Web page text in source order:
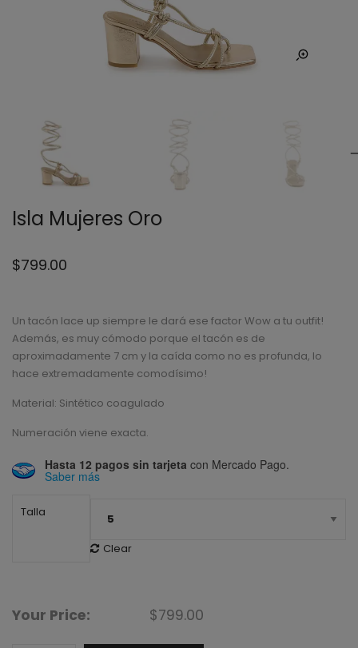
Isla Mujeres Oro
$799.00
Un tacón lace up siempre le dará ese factor Wow a tu outfit!
Además, es muy cómodo porque el tacón es de
aproximadamente 7 cm y la caída como no es profunda, lo
hace extremadamente comodísimo!
Material: Sintético coagulado
Numeración viene exacta.
Hasta 12 pagos sin tarjeta con Mercado Pago.
Saber más
Talla
Clear
Your Price: $799.00